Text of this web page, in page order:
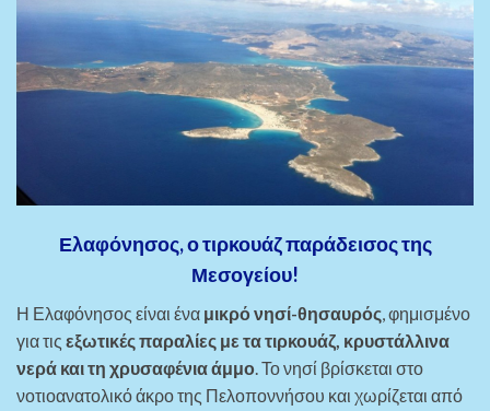
Ελαφόνησος, ο τιρκουάζ παράδεισος της
Μεσογείου!
Η Ελαφόνησος είναι ένα μικρό νησί-θησαυρός, φημισμένο
για τις εξωτικές παραλίες με τα τιρκουάζ, κρυστάλλινα
νερά και τη χρυσαφένια άμμο. Το νησί βρίσκεται στο
νοτιοανατολικό άκρο της Πελοποννήσου και χωρίζεται από